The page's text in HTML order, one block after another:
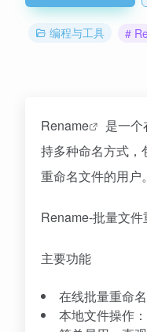
编程与工具 #
Rename 是一个
持多种命名方式，
重命名文件的用户。
Rename-批量文件
主要功能
在线批量重命
本地文件操作